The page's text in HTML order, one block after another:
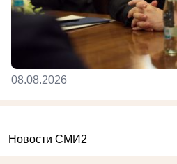
08.08.2026
Новости СМИ2